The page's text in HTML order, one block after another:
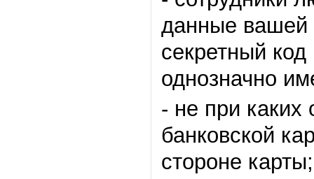
данные вашей
секретный
однозначно
- не при
банковской
стороне карты;